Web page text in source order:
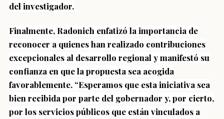
del investigador.
Finalmente, Radonich enfatizó la importancia de
reconocer a quienes han realizado contribuciones
excepcionales al desarrollo regional y manifestó su
confianza en que la propuesta sea acogida
favorablemente. “Esperamos que esta iniciativa sea
bien recibida por parte del gobernador y, por cierto,
por los servicios públicos que están vinculados a